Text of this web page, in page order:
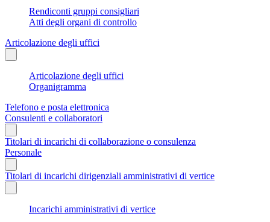
Rendiconti gruppi consigliari
Atti degli organi di controllo
Articolazione degli uffici
Articolazione degli uffici
Organigramma
Telefono e posta elettronica
Consulenti e collaboratori
Titolari di incarichi di collaborazione o consulenza
Personale
Titolari di incarichi dirigenziali amministrativi di vertice
Incarichi amministrativi di vertice